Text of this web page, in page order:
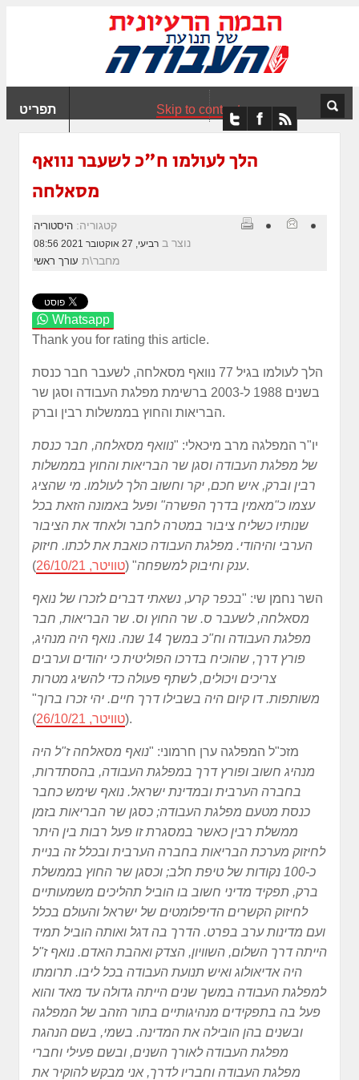
תפריט Skip to content
הלך לעולמו ח"כ לשעבר נוואף
מסאלחה
קטגוריה: היסטוריה
נוצר ב רביעי, 27 אוקטובר 2021 08:56
מחבר\ת עורך ראשי
Whatsapp
Thank you for rating this article.
הלך לעולמו בגיל 77 נוואף מסאלחה, לשעבר חבר כנסת
בשנים 1988 ל-2003 ברשימת מפלגת העבודה וסגן שר
הבריאות והחוץ בממשלות רבין וברק.
יו"ר המפלגה מרב מיכאלי: "נוואף מסאלחה, חבר כנסת
של מפלגת העבודה וסגן שר הבריאות והחוץ בממשלות
רבין וברק, איש חכם, יקר וחשוב הלך לעולמו. מי שהציג
עצמו כ"מאמין בדרך הפשרה" ופעל באמונה הזאת בכל
שנותיו כשליח ציבור במטרה לחבר ולאחד את הציבור
הערבי והיהודי. מפלגת העבודה כואבת את לכתו. חיזוק
ענק וחיבוק למשפחה" (טוויטר, 26/10/21 ).
השר נחמן שי: "בכפר קרע, נשאתי דברים לזכרו של נואף
מסאלחה, לשעבר ס. שר החוץ וס. שר הבריאות, חבר
מפלגת העבודה וח"כ במשך 14 שנה. נואף היה מנהיג,
פורץ דרך, שהוכיח בדרכו הפוליטית כי יהודים וערבים
צריכים ויכולים, לשתף פעולה כדי להשיג מטרות
משותפות. דו קיום היה בשבילו דרך חיים. יהי זכרו ברוך"
(טוויטר, 26/10/21 ).
מזכ"ל המפלגה ערן חרמוני: "נואף מסאלחה ז"ל היה
מנהיג חשוב ופורץ דרך במפלגת העבודה, בהסתדרות,
בחברה הערבית ובמדינת ישראל. נואף שימש כחבר
כנסת מטעם מפלגת העבודה; כסגן שר הבריאות בזמן
ממשלת רבין כאשר במסגרת זו פעל רבות בין היתר
לחיזוק מערכת הבריאות בחברה הערבית ובכלל זה בניית
כ-100 נקודות של טיפת חלב; וכסגן שר החוץ בממשלת
ברק, תפקיד מדיני חשוב בו הוביל תהליכים משמעותיים
לחיזוק הקשרים הדיפלומטים של ישראל והעולם בכלל
ועם מדינות ערב בפרט. הדרך בה דגל ואותה הוביל תמיד
הייתה דרך השלום, השוויון, הצדק ואהבת האדם. נואף ז"ל
היה אדיאולוג ואיש תנועת העבודה בכל ליבו. תרומתו
למפלגת העבודה במשך שנים הייתה גדולה עד מאד והוא
פעל בה בתפקידים מנהיגותיים בתור הזהב של המפלגה
ובשנים בהן הובילה את המדינה. בשמי, בשם הנהגת
מפלגת העבודה לאורך השנים, ובשם פעילי וחברי
מפלגת העבודה וחבריו לדרך, אני מבקש להוקיר את